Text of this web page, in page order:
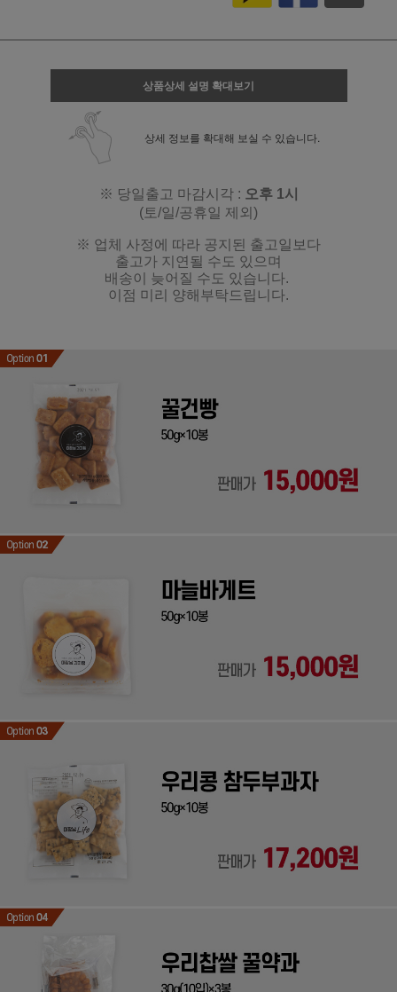
상품상세 설명 확대보기
상세 정보를 확대해 보실 수 있습니다.
※ 당일출고 마감시각 : 오후 1시
(토/일/공휴일 제외)
※ 업체 사정에 따라 공지된 출고일보다
출고가 지연될 수도 있으며
배송이 늦어질 수도 있습니다.
이점 미리 양해부탁드립니다.